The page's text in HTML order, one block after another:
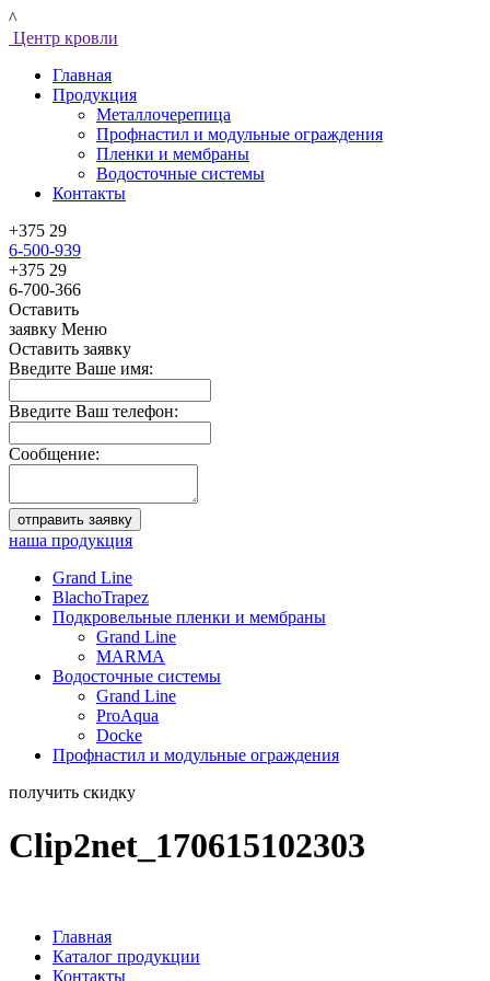
^
Центр кровли
Главная
Продукция
Металлочерепица
Профнастил и модульные ограждения
Пленки и мембраны
Водосточные системы
Контакты
+375 29
6-500-939
+375 29
6-700-366
Оставить
заявку Меню
Оставить заявку
Введите Ваше имя:
Введите Ваш телефон:
Сообщение:
отправить заявку
наша продукция
Grand Line
BlachoTrapez
Подкровельные пленки и мембраны
Grand Line
MARMA
Водосточные системы
Grand Line
ProAqua
Docke
Профнастил и модульные ограждения
получить скидку
Clip2net_170615102303
Главная
Каталог продукции
Контакты